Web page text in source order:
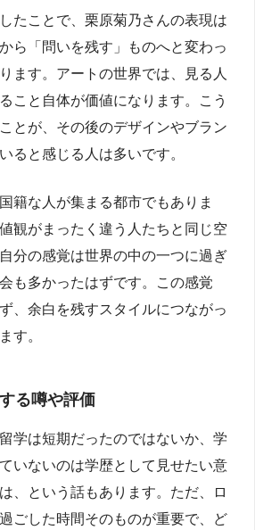
たことで、栗原菊乃さんの表現は
ら「問いを残す」ものへと変わっ
ます。アートの世界では、見る人
こと自体が価値になります。こう
とが、その後のデザインやブラン
ると感じる人は多いです。
籍な人が集まる都市でもありま
観がまったく違う人たちと同じ空
分の感覚は世界の中の一つに過ぎ
も多かったはずです。この感覚
、余白を残すスタイルにつながっ
す。
る噂や評価
学は短期だったのではないか、学
いないのは学歴として見せたい意
、という話もあります。ただ、ロ
ごした時間そのものが重要で、ど